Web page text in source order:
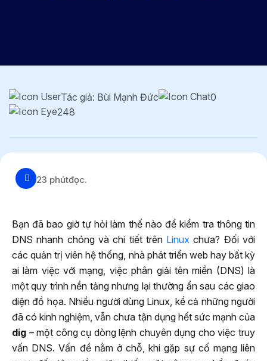
Tác giả: Bùi Mạnh Đức
0
248
23 phútđọc.
Bạn đã bao giờ tự hỏi làm thế nào để kiểm tra thông tin
DNS nhanh chóng và chi tiết trên Linux chưa? Đối với
các quản trị viên hệ thống, nhà phát triển web hay bất kỳ
ai làm việc với mạng, việc phân giải tên miền (DNS) là
một quy trình nền tảng nhưng lại thường ẩn sau các giao
diện đồ họa. Nhiều người dùng Linux, kể cả những người
đã có kinh nghiệm, vẫn chưa tận dụng hết sức mạnh của
dig – một công cụ dòng lệnh chuyên dụng cho việc truy
vấn DNS. Vấn đề nằm ở chỗ, khi gặp sự cố mạng liên